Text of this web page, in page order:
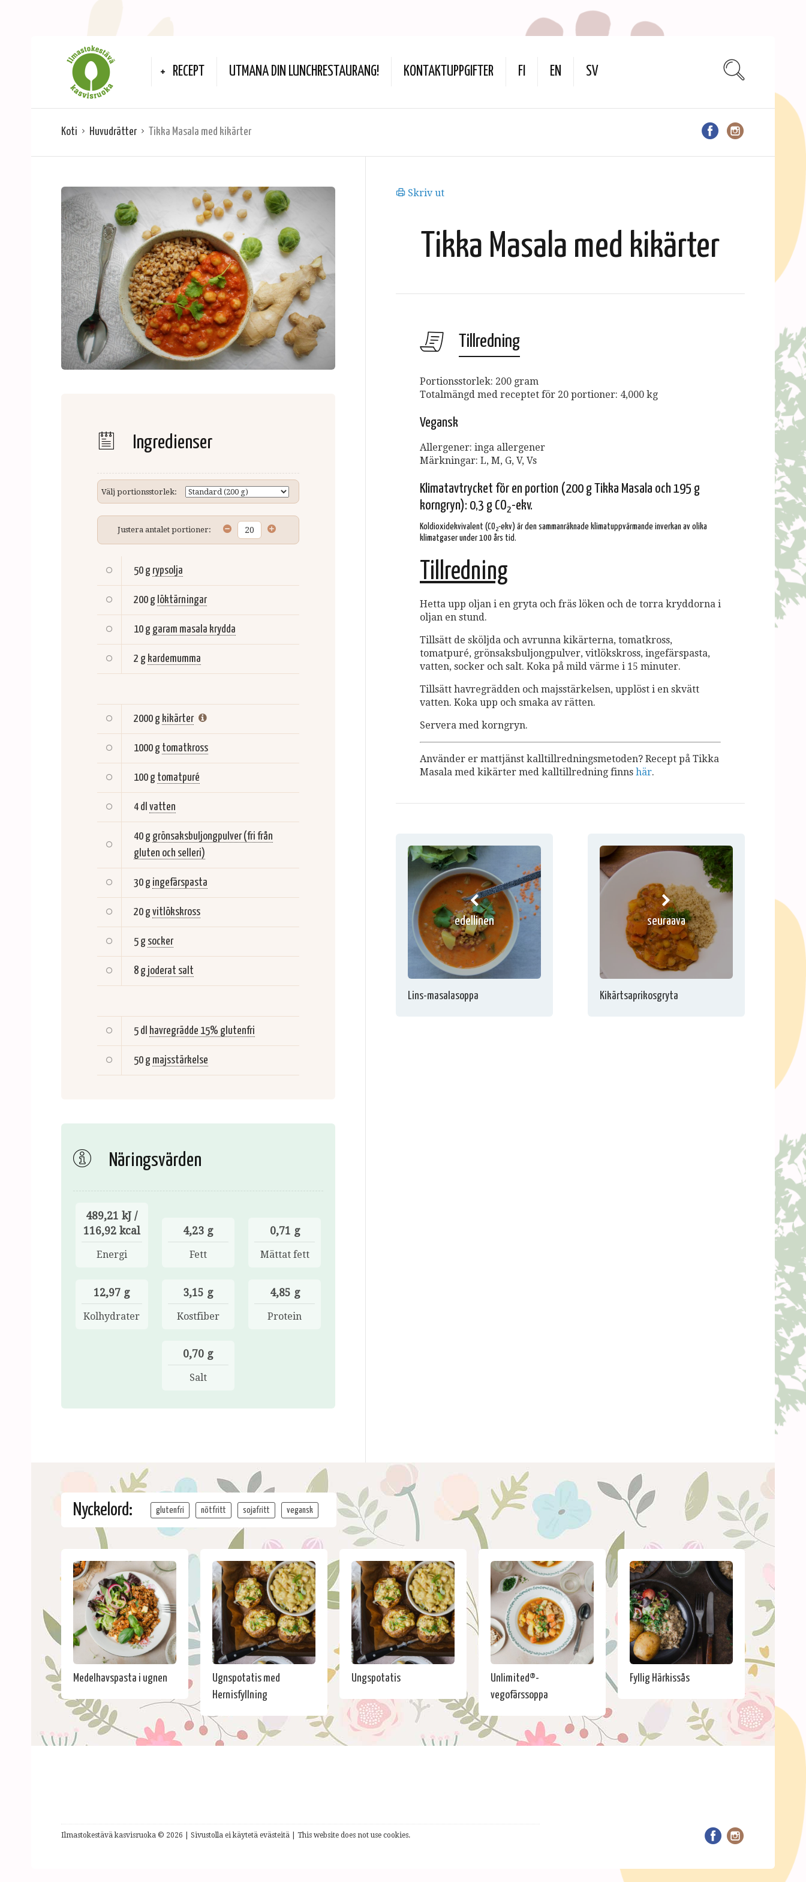
RECEPT UTMANA DIN LUNCHRESTAURANG! KONTAKTUPPGIFTER FI EN SV
Koti Huvudrätter Tikka Masala med kikärter
Ingredienser
Välj portionsstorlek:
Justera antalet portioner:
50 g rypsolja
200 g löktärningar
10 g garam masala krydda
2 g kardemumma
2000 g kikärter
1000 g tomatkross
100 g tomatpuré
4 dl vatten
40 g grönsaksbuljongpulver (fri från
gluten och selleri)
30 g ingefärspasta
20 gvitlökskross
5 g socker
8 g joderat salt
5 dl havregrädde 15% glutenfri
50 g majsstärkelse
Näringsvärden
489,21 kJ /
116,92 kcal
Energi
4,23 g
Fett
0,71 g
Mättat fett
12,97 g
Kolhydrater
3,15 g
Kostfiber
4,85 g
Protein
0,70 g
Salt
Skriv ut
Tikka Masala med kikärter
Tillredning
Portionsstorlek: 200 gram
Totalmängd med receptet för 20 portioner: 4,000 kg
Vegansk
Allergener: inga allergener
Märkningar: L, M, G, V, Vs
Klimatavtrycket för en portion (200 g Tikka Masala och 195 g
korngryn): 0,3 g CO2-ekv.
Koldioxidekvivalent (CO2-ekv) är den sammanräknade klimatuppvärmande inverkan av olika
klimatgaser under 100 års tid.
Tillredning
Hetta upp oljan i en gryta och fräs löken och de torra kryddorna i
oljan en stund.
Tillsätt de sköljda och avrunna kikärterna, tomatkross,
tomatpuré, grönsaksbuljongpulver, vitlökskross, ingefärspasta,
vatten, socker och salt. Koka på mild värme i 15 minuter.
Tillsätt havregrädden och majsstärkelsen, upplöst i en skvätt
vatten. Koka upp och smaka av rätten.
Servera med korngryn.
Använder er mattjänst kalltillredningsmetoden? Recept på Tikka
Masala med kikärter med kalltillredning finns här.
edellinen
Lins-masalasoppa
seuraava
Kikärtsaprikosgryta
Nyckelord: glutenfri nötfritt sojafritt vegansk
Medelhavspasta i ugnen
Ugnspotatis med
Hernisfyllning
Ungspotatis
Unlimited®-
vegofärssoppa
Fyllig Härkissås
Ilmastokestävä kasvisruoka © 2026 | Sivustolla ei käytetä evästeitä | This website does not use cookies.